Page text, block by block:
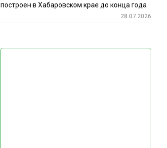
построен в Хабаровском крае до конца года
28.07.2026